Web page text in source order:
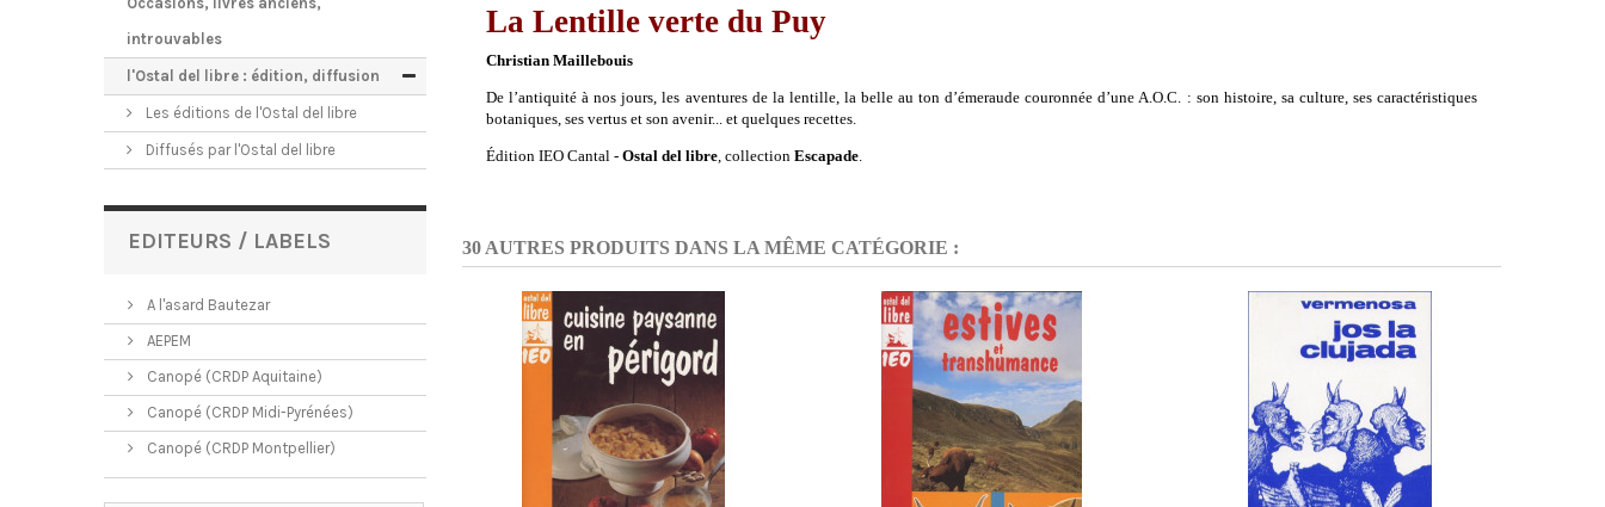
introuvables
l'Ostal del libre : édition, diffusion
Les éditions de l'Ostal del libre
Diffusés par l'Ostal del libre
EDITEURS / LABELS
A l'asard Bautezar
AEPEM
Canopé (CRDP Aquitaine)
Canopé (CRDP Midi-Pyrénées)
Canopé (CRDP Montpellier)
La Lentille verte du Puy
Christian Maillebouis
De l’antiquité à nos jours, les aventures de la lentille, la belle au ton d’émeraude couronnée d’une A.O.C. : son histoire, sa culture, ses caractéristiques
botaniques, ses vertus et son avenir... et quelques recettes.
Édition IEO Cantal - Ostal del libre, collection Escapade.
30 AUTRES PRODUITS DANS LA MÊME CATÉGORIE :